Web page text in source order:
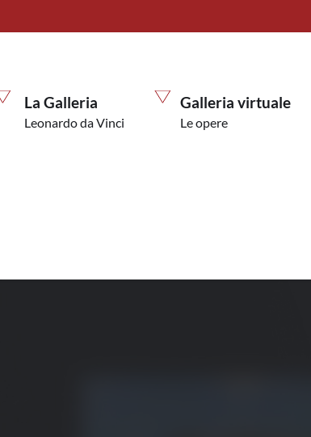
La Galleria
Leonardo da Vinci
Galleria virtuale
Le opere